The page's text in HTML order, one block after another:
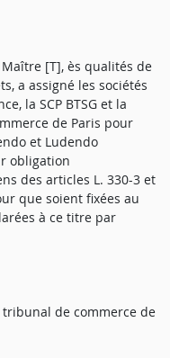
[T], ès qualités de
a assigné les sociétés
la SCP BTSG et la
de Paris pour
et Ludendo
obligation
des articles L. 330-3 et
que soient fixées au
à ce titre par
de commerce de